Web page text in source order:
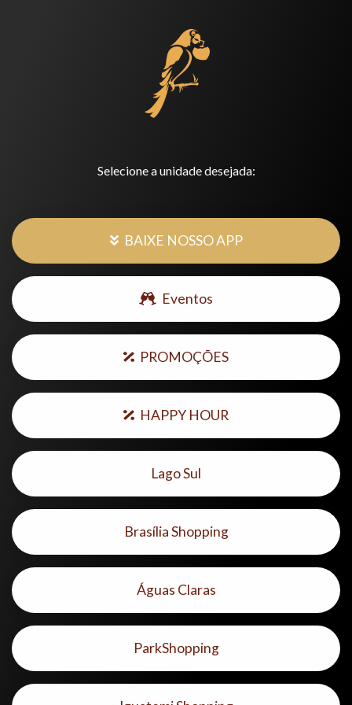
Selecione a unidade desejada:
BAIXE NOSSO APP
Eventos
PROMOÇÕES
HAPPY HOUR
Lago Sul
Brasília Shopping
Águas Claras
ParkShopping